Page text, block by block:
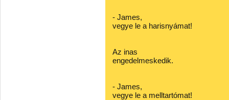
- James,
vegye le a harisnyámat!
Az inas
engedelmeskedik.
- James,
vegye le a melltartómat!